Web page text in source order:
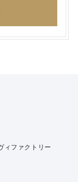
ィファクトリー